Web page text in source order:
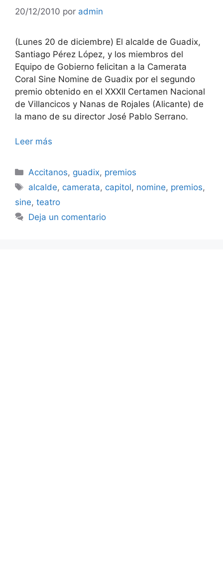
20/12/2010 por admin
(Lunes 20 de diciembre) El alcalde de Guadix,
Santiago Pérez López, y los miembros del
Equipo de Gobierno felicitan a la Camerata
Coral Sine Nomine de Guadix por el segundo
premio obtenido en el XXXII Certamen Nacional
de Villancicos y Nanas de Rojales (Alicante) de
la mano de su director José Pablo Serrano.
Leer más
Categorías
Accitanos, guadix, premios
Etiquetas
alcalde, camerata, capitol, nomine, premios,
sine, teatro
Deja un comentario